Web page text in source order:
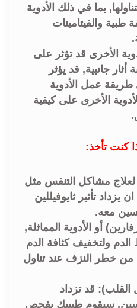
بما في ذلك الأدوية
طبية والفيتامينات
الأخرى قد تؤثر على
جانبية, قد يؤثر
طريقة عمل الأدوية
الأخرى على كيفية
كنت تأخذ:
لعلاج مشاكل التنفس مثل
يزداد تأثير ثايوفيللين
معه.
أو الأدوية المماثلة,
ولتخفيف كثافة الدم
من خطر النزف عند تناول
قد تزداد
سيقوم طبيبك بفحص